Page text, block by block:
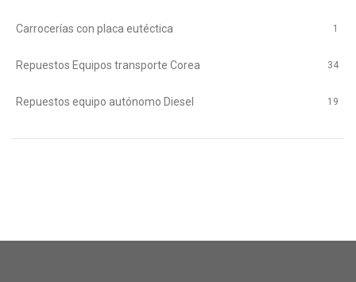
Carrocerías con placa eutéctica 1
Repuestos Equipos transporte Corea 34
Repuestos equipo autónomo Diesel 19